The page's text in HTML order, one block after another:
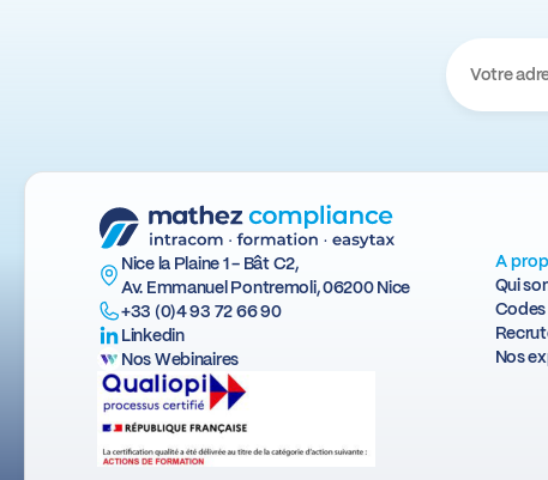
Nice la Plaine 1 - Bât C2,
Av. Emmanuel Pontremoli, 06200 Nice
+33 (0)4 93 72 66 90
Linkedin
Nos Webinaires
A
Qui
Nos